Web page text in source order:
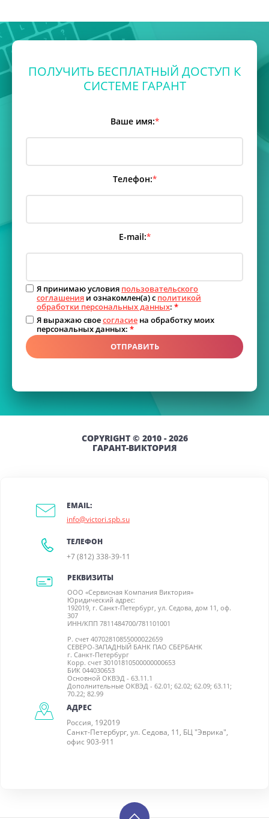
ПОЛУЧИТЬ БЕСПЛАТНЫЙ ДОСТУП К
СИСТЕМЕ ГАРАНТ
Ваше имя:*
Телефон:*
E-mail:*
Я принимаю условия пользовательского
соглашения и ознакомлен(а) с политикой
обработки персональных данных: *
Я выражаю своесогласие на обработку моих
персональных данных: *
ОТПРАВИТЬ
COPYRIGHT © 2010 - 2026
ГАРАНТ-ВИКТОРИЯ
АДРЕС
Россия, 192019
Санкт-Петербург, ул. Седова, 11, БЦ "Эврика",
офис 903-911
EMAIL:
info@victori.spb.su
ТЕЛЕФОН
+7 (812) 338-39-11
РЕКВИЗИТЫ
ООО «Сервисная Компания Виктория»
Юридический адрес:
192019, г. Санкт-Петербург, ул. Седова, дом 11, оф.
307
ИНН/КПП 7811484700/781101001
Р. счет 40702810855000022659
СЕВЕРО-ЗАПАДНЫЙ БАНК ПАО СБЕРБАНК
г. Санкт-Петербург
Корр. счет 30101810500000000653
БИК 044030653
Основной ОКВЭД - 63.11.1
Дополнительные ОКВЭД - 62.01; 62.02; 62.09; 63.11;
70.22; 82.99